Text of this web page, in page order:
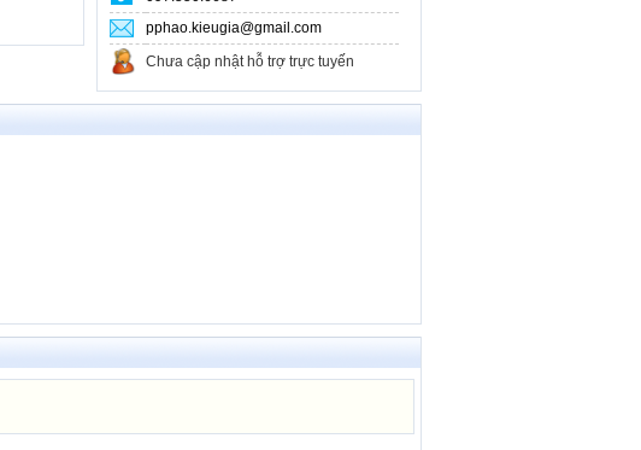
pphao.kieugia@gmail.com
Chưa cập nhật hỗ trợ trực tuyến